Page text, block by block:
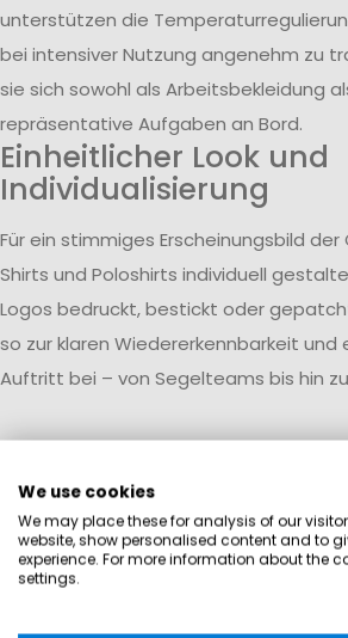
unterstützen die
bei intensiver Nutzung angenehm zu
sie sich sowohl als Arbeitsbekleidung
repräsentative Aufgaben an Bord.
Einheitlicher Look und
Individualisierung
Für ein stimmiges Erscheinungsbild
Shirts und Poloshirts individuell
Logos bedruckt, bestickt oder
so zur klaren Wiedererkennbarkeit und
Auftritt bei – von Segelteams bis hin
We use cookies
We may place these for analysis of our
website, show personalised content and to
experience. For more information about the
settings.